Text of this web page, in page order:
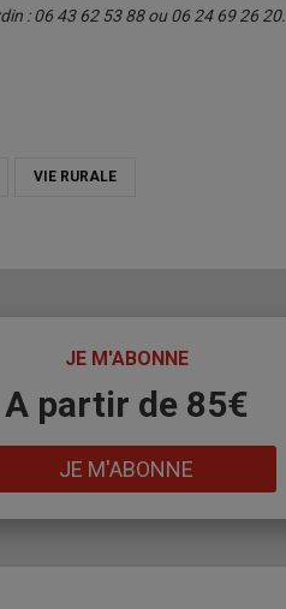
: 06 43 62 53 88 ou 06 24 69 26 20.
VIE RURALE
JE M'ABONNE
A partir de 85€
JE M'ABONNE